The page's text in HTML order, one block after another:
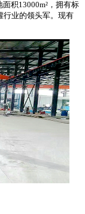
积13000m²，拥有标
行业的领头军。现有